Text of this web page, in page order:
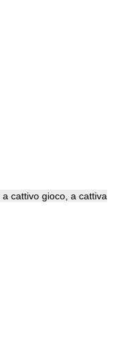
cattivo gioco, a cattiva